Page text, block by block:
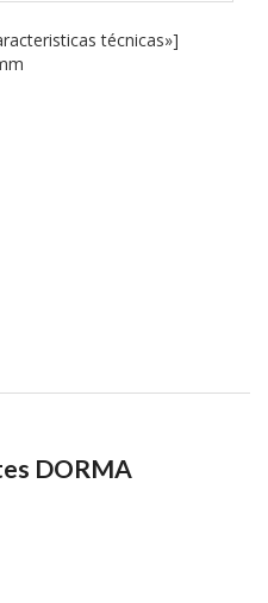
técnicas»]
DORMA